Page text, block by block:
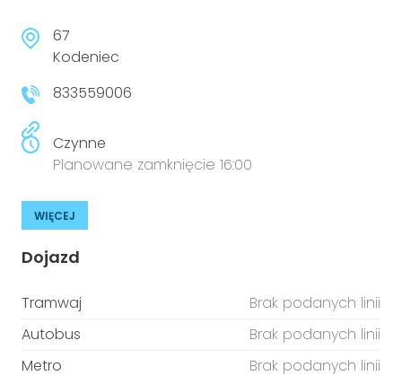
67
Kodeniec
833559006
Czynne
Planowane zamknięcie 16:00
WIĘCEJ
Dojazd
Tramwaj
Brak podanych linii
Autobus
Brak podanych linii
Metro
Brak podanych linii